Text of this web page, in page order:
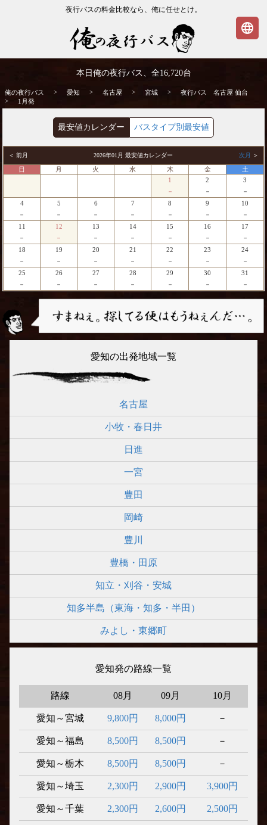
夜行バスの料金比較なら、俺に任せとけ。
ス | 俺の夜行バス
本日俺の夜行バス、全16,720台
俺の夜行バス > 愛知 > 名古屋 > 宮城 >
夜行バス 名古屋 仙台
>
1月発
最安値カレンダー バスタイプ別最安値
＜ 前月 2026年01月 最安値カレンダー 次月 ＞
日 月 火 水 木 金
土
1
－
2
－
3
－
4
－
5
－
6
－
7
－
8
－
9
－
10
－
11
－
12
－
13
－
14
－
15
－
16
－
17
－
18
－
19
－
20
－
21
－
22
－
23
－
24
－
25
－
26
－
27
－
28
－
29
－
30
－
31
－
愛知の出発地域一覧
名古屋
小牧・春日井
日進
一宮
豊田
岡崎
豊川
豊橋・田原
知立・刈谷・安城
知多半島（東海・知多・半田）
みよし・東郷町
愛知発の路線一覧
路線 08月 09月 10月
愛知～宮城 9,800円 8,000円 －
愛知～福島 8,500円 8,500円 －
愛知～栃木 8,500円 8,500円 －
愛知～埼玉 2,300円 2,900円 3,900円
愛知～千葉 2,300円 2,600円 2,500円
language